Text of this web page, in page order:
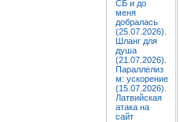
СБ и до
меня
добралась
(25.07.2026).
Шланг для
душа
(21.07.2026).
Параллелиз
м: ускорение
(15.07.2026).
Латвийская
атака на
сайт